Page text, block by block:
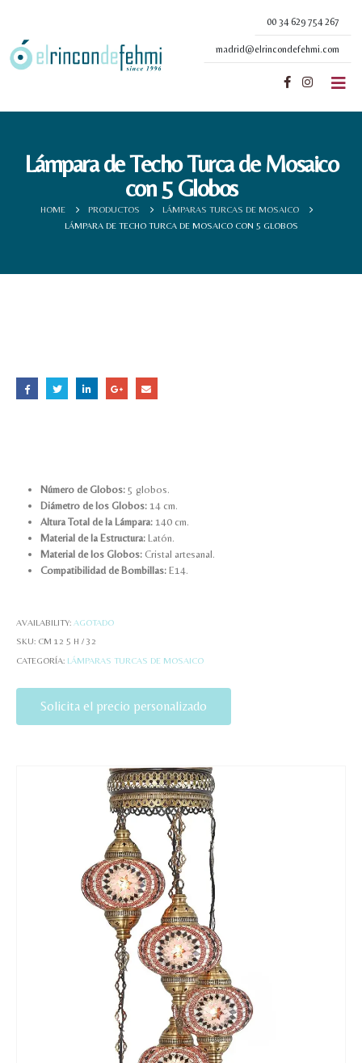
00 34 629 754 267
madrid@elrincondefehmi.com
Lámpara de Techo Turca de Mosaico
con 5 Globos
HOME PRODUCTOS
LÁMPARAS TURCAS DE MOSAICO
LÁMPARA DE TECHO TURCA DE MOSAICO CON 5 GLOBOS
Número de Globos:5 globos.
Diámetro de los Globos:14 cm.
Altura Total de la Lámpara:140 cm.
Material de la Estructura:Latón.
Material de los Globos:Cristal artesanal.
Compatibilidad de Bombillas:E14.
AVAILABILITY: AGOTADO
SKU: CM 12 5 H / 32
CATEGORÍA: LÁMPARAS TURCAS DE MOSAICO
Solicita el precio personalizado